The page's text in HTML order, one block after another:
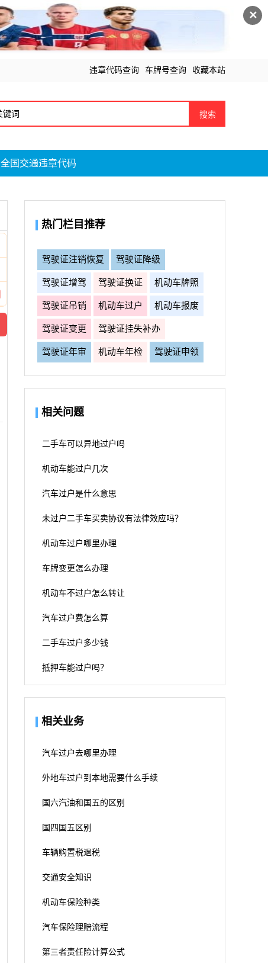
✕
违章代码查询 车牌号查询 收藏本站
搜索
全国交通违章代码
热门栏目推荐
驾驶证注销恢复 驾驶证降级
驾驶证增驾 驾驶证换证 机动车牌照
驾驶证吊销 机动车过户 机动车报废
驾驶证变更 驾驶证挂失补办
驾驶证年审 机动车年检 驾驶证申领
相关问题
二手车可以异地过户吗
机动车能过户几次
汽车过户是什么意思
未过户二手车买卖协议有法律效应吗？
机动车过户哪里办理
车牌变更怎么办理
机动车不过户怎么转让
汽车过户费怎么算
二手车过户多少钱
抵押车能过户吗？
相关业务
汽车过户去哪里办理
外地车过户到本地需要什么手续
国六汽油和国五的区别
国四国五区别
车辆购置税退税
交通安全知识
机动车保险种类
汽车保险理赔流程
第三者责任险计算公式